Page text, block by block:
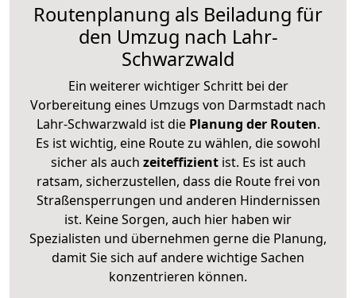
Routenplanung als Beiladung für
den Umzug nach Lahr-
Schwarzwald
Ein weiterer wichtiger Schritt bei der
Vorbereitung eines Umzugs von Darmstadt nach
Lahr-Schwarzwald ist diePlanung der Routen.
Es ist wichtig, eine Route zu wählen, die sowohl
sicher als auch zeiteffizientist. Es ist auch
ratsam, sicherzustellen, dass die Route frei von
Straßensperrungen und anderen Hindernissen
ist. Keine Sorgen, auch hier haben wir
Spezialisten und übernehmen gerne die Planung,
damit Sie sich auf andere wichtige Sachen
konzentrieren können.